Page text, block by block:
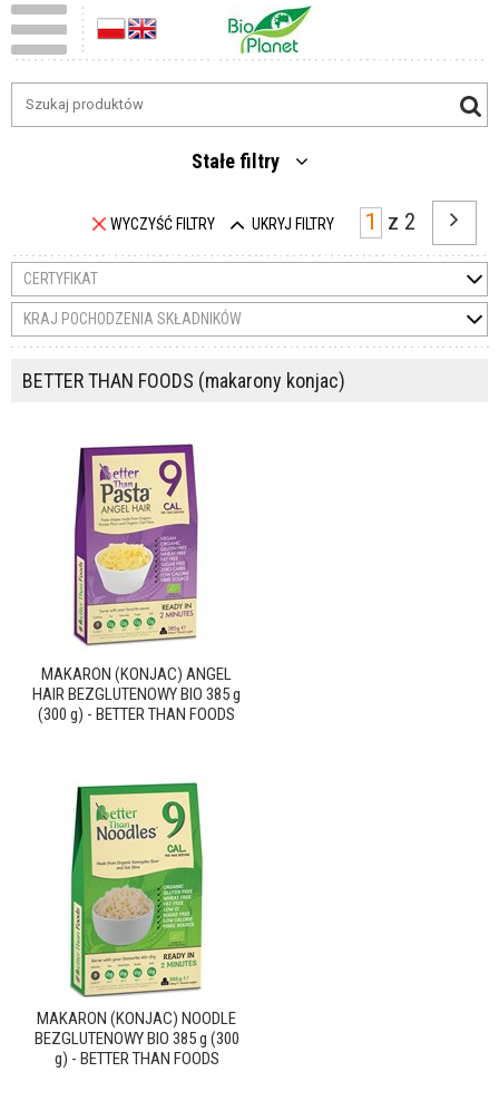
Stałe filtry
WYCZYŚĆ FILTRY UKRYJ FILTRY z 2
CERTYFIKAT
KRAJ POCHODZENIA SKŁADNIKÓW
BETTER THAN FOODS (makarony konjac)
MAKARON (KONJAC) ANGEL
HAIR BEZGLUTENOWY BIO 385 g
(300 g) - BETTER THAN FOODS
MAKARON (KONJAC) NOODLE
BEZGLUTENOWY BIO 385 g (300
g) - BETTER THAN FOODS